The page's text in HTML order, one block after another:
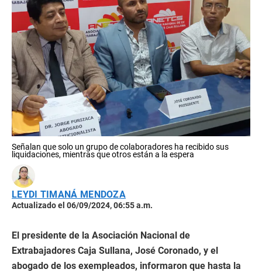
Señalan que solo un grupo de colaboradores ha recibido sus
liquidaciones, mientras que otros están a la espera
LEYDI TIMANÁ MENDOZA
Actualizado el 06/09/2024, 06:55 a.m.
El presidente de la Asociación Nacional de
Extrabajadores Caja Sullana, José Coronado, y el
abogado de los exempleados, informaron que hasta la